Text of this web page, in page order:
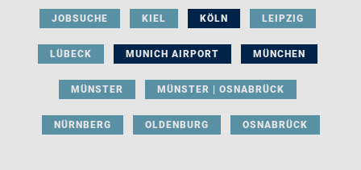
JOBSUCHE KIEL KÖLN LEIPZIG
LÜBECK MUNICH AIRPORT MÜNCHEN
MÜNSTER MÜNSTER | OSNABRÜCK
NÜRNBERG OLDENBURG OSNABRÜCK